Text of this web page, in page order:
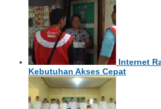
Internet
Kebutuhan Akses Cepat